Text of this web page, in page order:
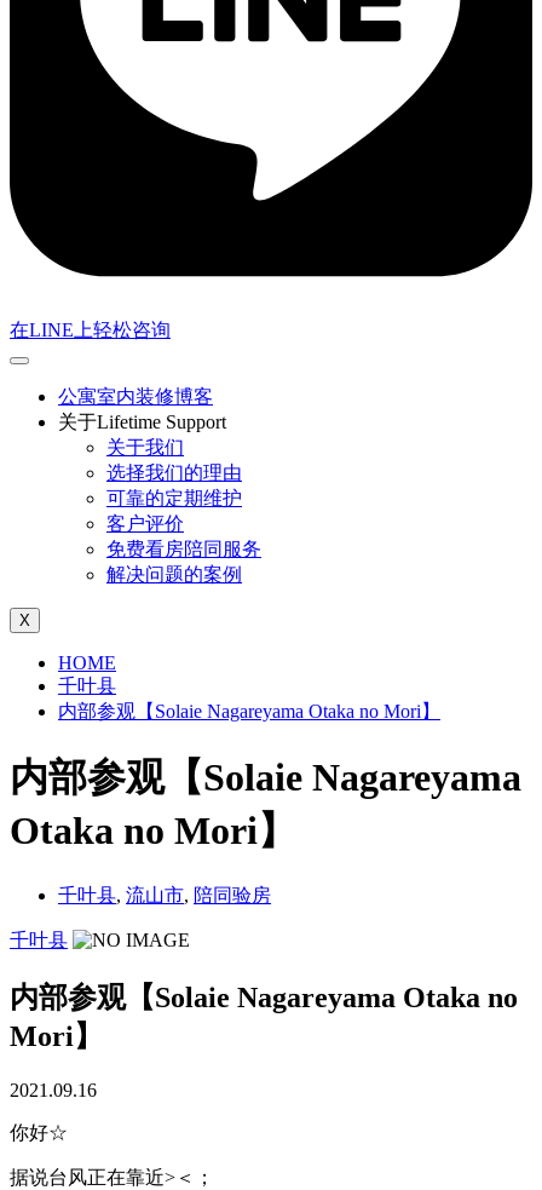
在LINE上轻松咨询
公寓室内装修博客
关于Lifetime Support
关于我们
选择我们的理由
可靠的定期维护
客户评价
免费看房陪同服务
解决问题的案例
X
HOME
千叶县
内部参观【Solaie Nagareyama Otaka no Mori】
内部参观【Solaie Nagareyama
Otaka no Mori】
千叶县, 流山市, 陪同验房
千叶县
内部参观【Solaie Nagareyama Otaka no
Mori】
2021.09.16
你好☆
据说台风正在靠近>＜；